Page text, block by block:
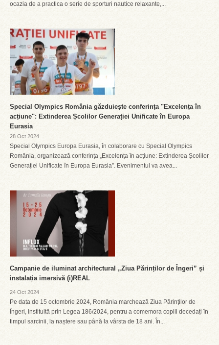
ocazia de a practica o serie de sporturi nautice relaxante,...
Special Olympics România găzduiește conferința "Excelența în
acțiune": Extinderea Școlilor Generației Unificate în Europa
Eurasia
28 Oct 2024
Special Olympics Europa Eurasia, în colaborare cu Special Olympics
România, organizează conferința „Excelența în acțiune: Extinderea Școlilor
Generației Unificate în Europa Eurasia”. Evenimentul va avea...
Campanie de iluminat architectural „Ziua Părinților de Îngeri” și
instalația imersivă (i)REAL
24 Oct 2024
Pe data de 15 octombrie 2024, România marchează Ziua Părinților de
Îngeri, instituită prin Legea 186/2024, pentru a comemora copiii decedați în
timpul sarcinii, la naștere sau până la vârsta de 18 ani. În...